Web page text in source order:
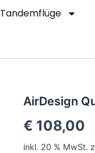
Tandemflüge
AirDesign
€ 108,00
inkl. 20 % MwSt.
AirDesign
Menge